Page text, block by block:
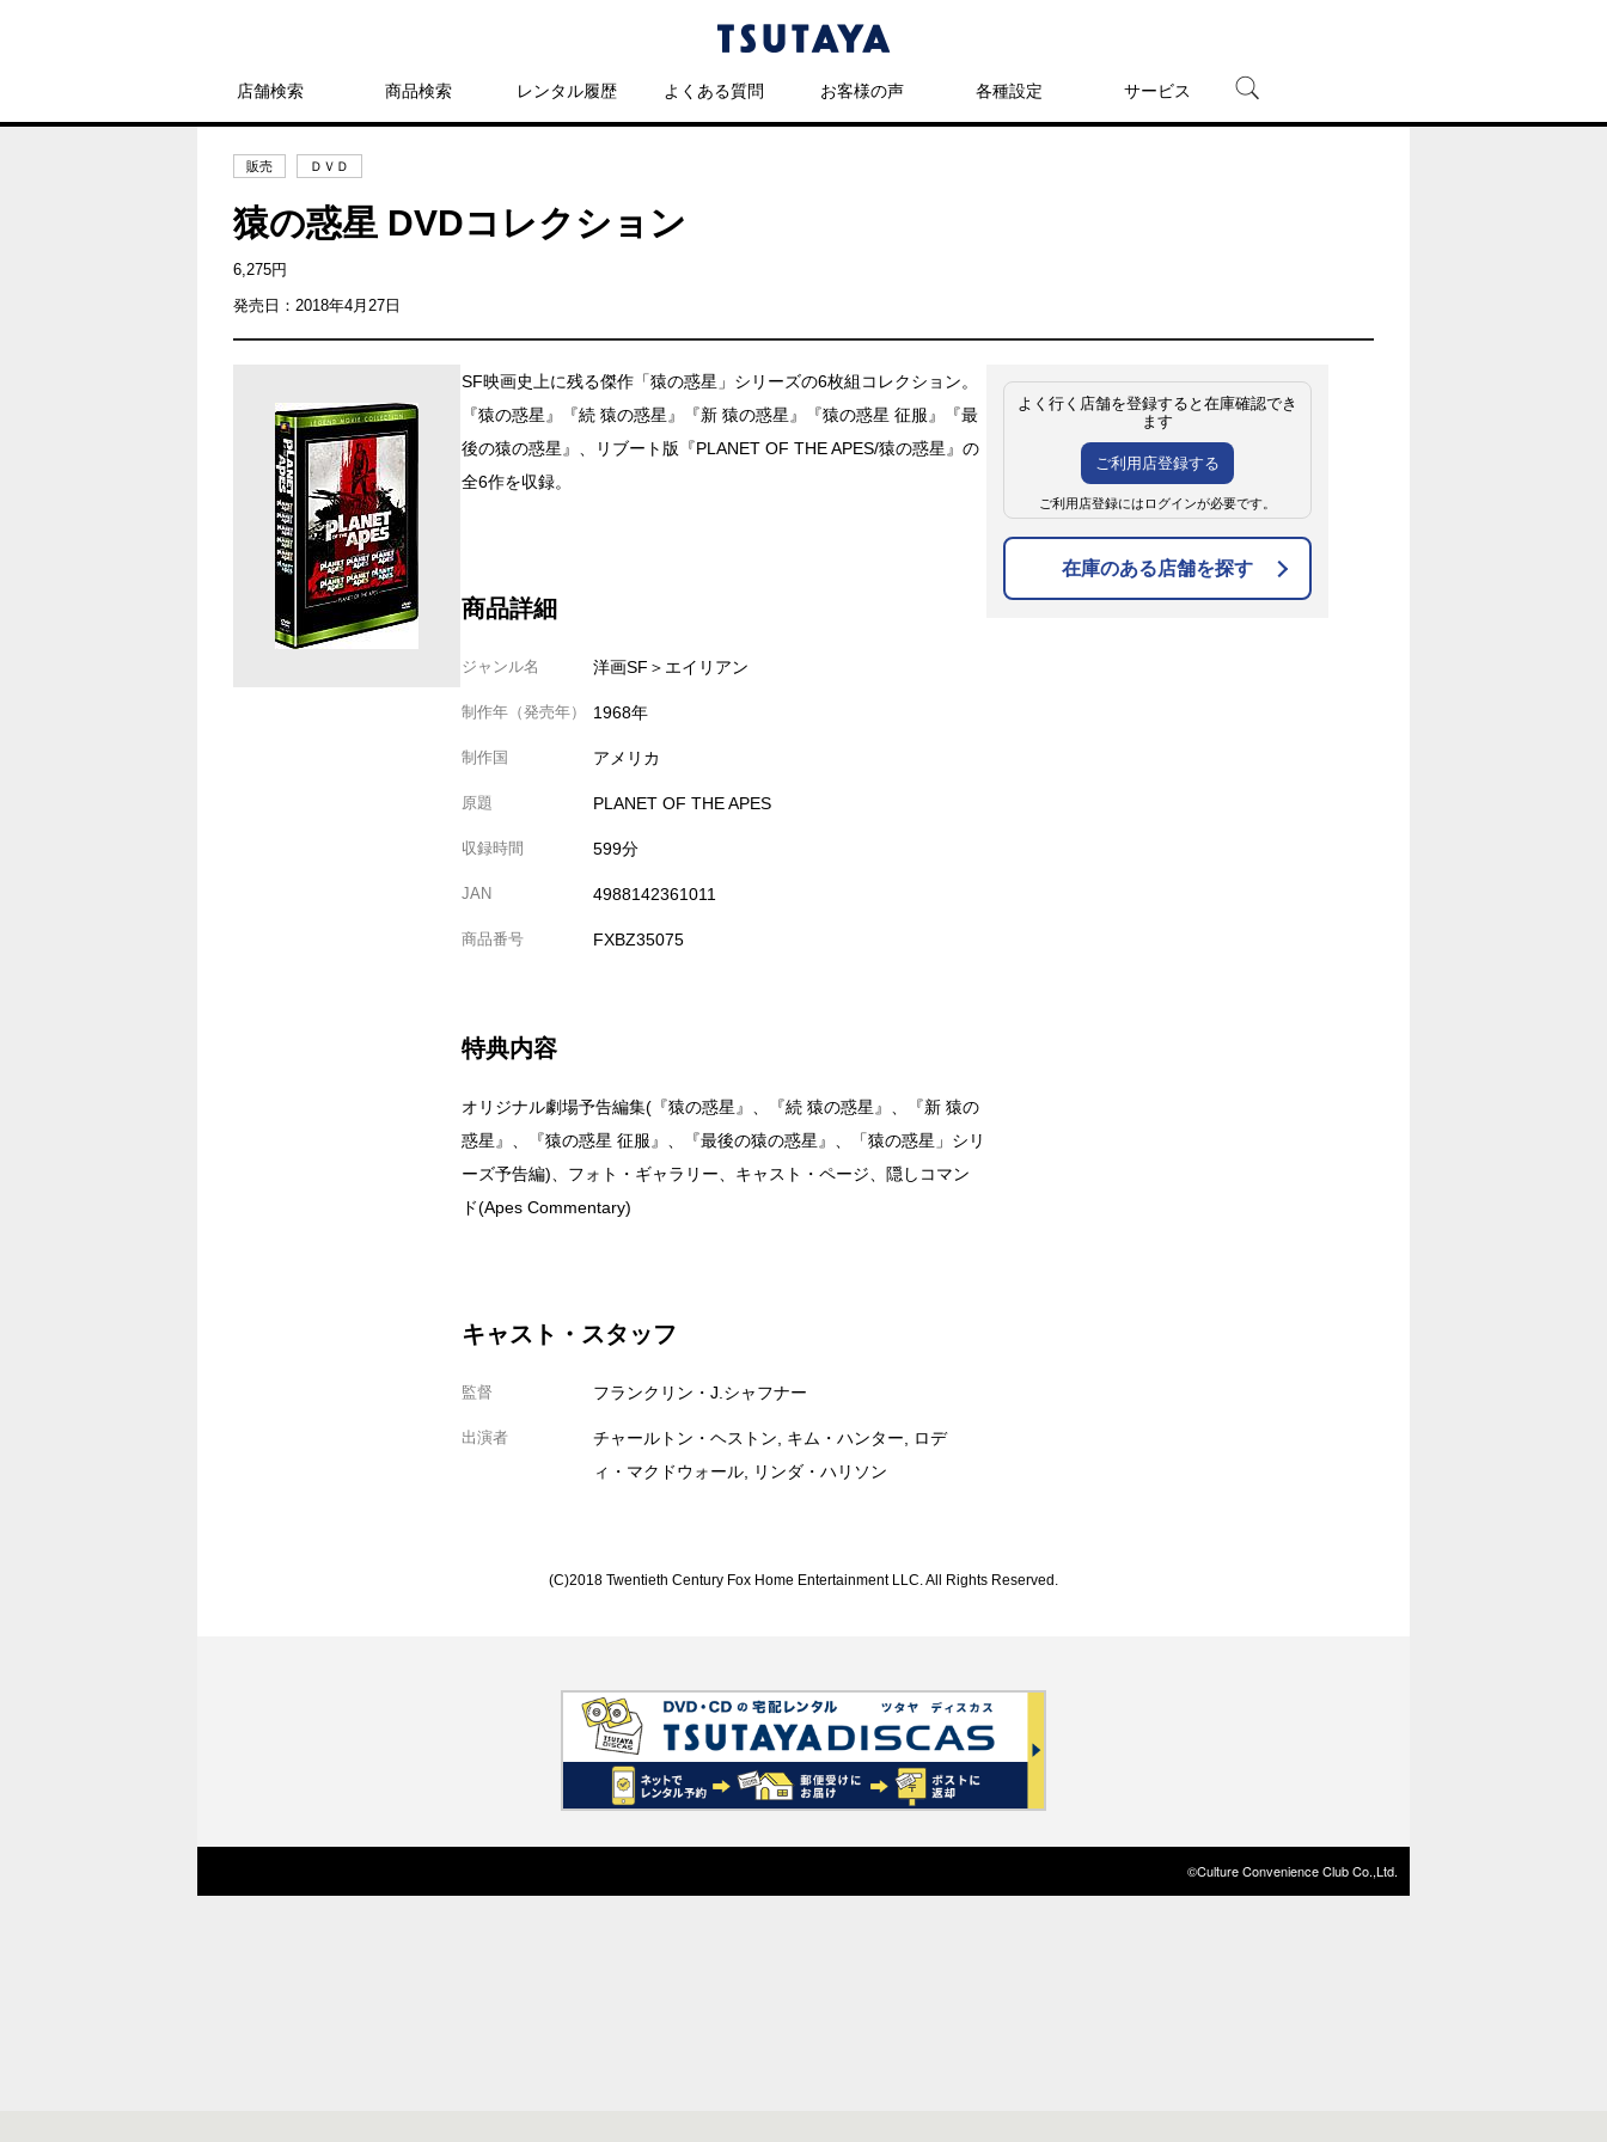
店舗検索 商品検索 レンタル履歴 よくある質問 お客様の声 各種設定 サービス
販売 ＤＶＤ
猿の惑星 DVDコレクション
6,275円
発売日：2018年4月27日
SF映画史上に残る傑作「猿の惑星」シリーズの6枚組コレクション。
『猿の惑星』『続 猿の惑星』『新 猿の惑星』『猿の惑星 征服』『最
後の猿の惑星』、リブート版『PLANET OF THE APES/猿の惑星』の
全6作を収録。
商品詳細
ジャンル名 洋画SF＞エイリアン
制作年（発売年） 1968年
制作国 アメリカ
原題 PLANET OF THE APES
収録時間 599分
JAN 4988142361011
商品番号 FXBZ35075
特典内容
オリジナル劇場予告編集(『猿の惑星』、『続 猿の惑星』、『新 猿の
惑星』、『猿の惑星 征服』、『最後の猿の惑星』、「猿の惑星」シリ
ーズ予告編)、フォト・ギャラリー、キャスト・ページ、隠しコマン
ド(Apes Commentary)
キャスト・スタッフ
監督 フランクリン・J.シャフナー
出演者
チャールトン・ヘストン, キム・ハンター, ロデ
ィ・マクドウォール, リンダ・ハリソン
よく行く店舗を登録すると在庫確認でき
ます
ご利用店登録する
ご利用店登録にはログインが必要です。
在庫のある店舗を探す
(C)2018 Twentieth Century Fox Home Entertainment LLC. All Rights Reserved.
©Culture Convenience Club Co.,Ltd.